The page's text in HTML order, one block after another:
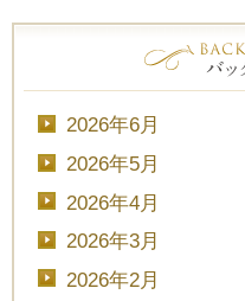
2026年6月
2026年5月
2026年4月
2026年3月
2026年2月